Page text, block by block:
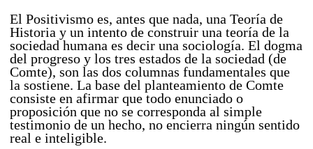
El Positivismo es, antes que nada, una Teoría de
Historia y un intento de construir una teoría de la
sociedad humana es decir una sociología. El dogma
del progreso y los tres estados de la sociedad (de
Comte), son las dos columnas fundamentales que
la sostiene. La base del planteamiento de Comte
consiste en afirmar que todo enunciado o
proposición que no se corresponda al simple
testimonio de un hecho, no encierra ningún sentido
real e inteligible.